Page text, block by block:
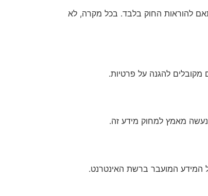
להוראות החוק בלבד. בכל מקרה, לא
מקובלים להגנה על פרטיות.
המידע המועבר ברשת האינטרנט.